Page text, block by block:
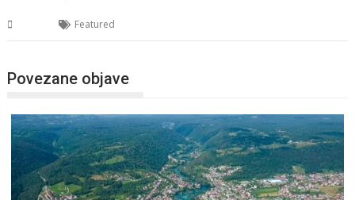
Featured
Povezane objave